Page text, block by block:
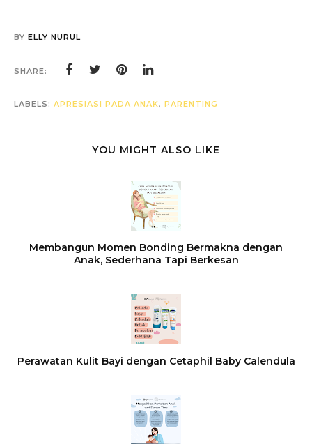
BY ELLY NURUL
SHARE:
LABELS: APRESIASI PADA ANAK, PARENTING
YOU MIGHT ALSO LIKE
Membangun Momen Bonding Bermakna dengan
Anak, Sederhana Tapi Berkesan
Perawatan Kulit Bayi dengan Cetaphil Baby Calendula